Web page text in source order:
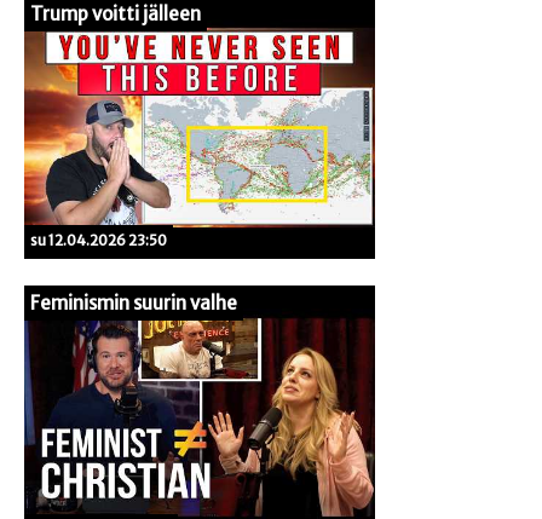
Trump voitti jälleen
su 12.04.2026 23:50
Feminismin suurin valhe